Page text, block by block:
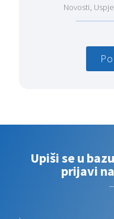
Novosti,
Upiši se u
prijavi